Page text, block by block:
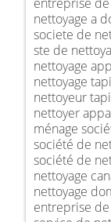
nettoyage a
societe de
ste de
nettoyage
nettoyage
nettoyeur
nettoyer
ménage
société de
société de
nettoyage
nettoyage
entreprise